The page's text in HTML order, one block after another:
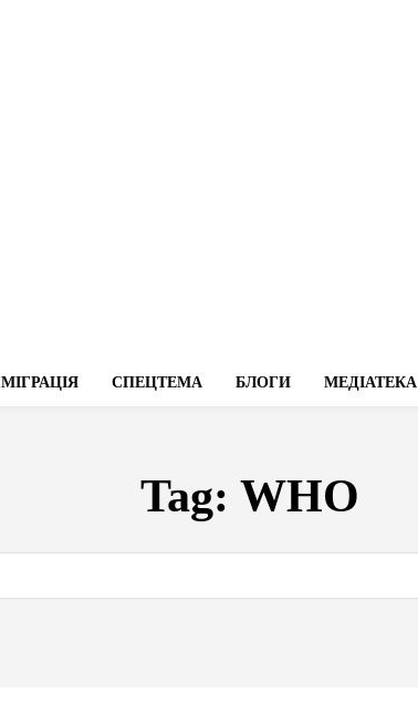
МІГРАЦІЯ СПЕЦТЕМА БЛОГИ МЕДІАТЕКА
Tag: WHO